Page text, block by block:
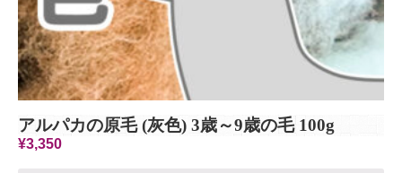
アルパカの原毛 (灰色) 3歳～9歳の毛 100g
¥3,350